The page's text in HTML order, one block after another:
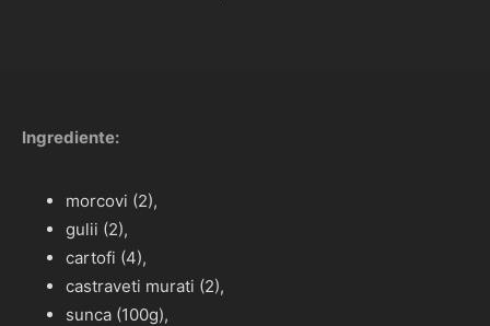
Ingrediente:
morcovi (2),
gulii (2),
cartofi (4),
castraveti murati (2),
sunca (100g),